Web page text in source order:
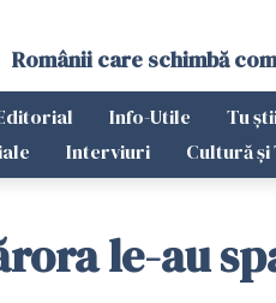
Românii care schimbă
Info-Utile Tu
Interviuri Cultură
le-au